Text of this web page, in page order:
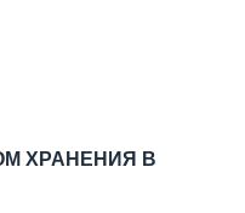
ХРАНЕНИЯ В